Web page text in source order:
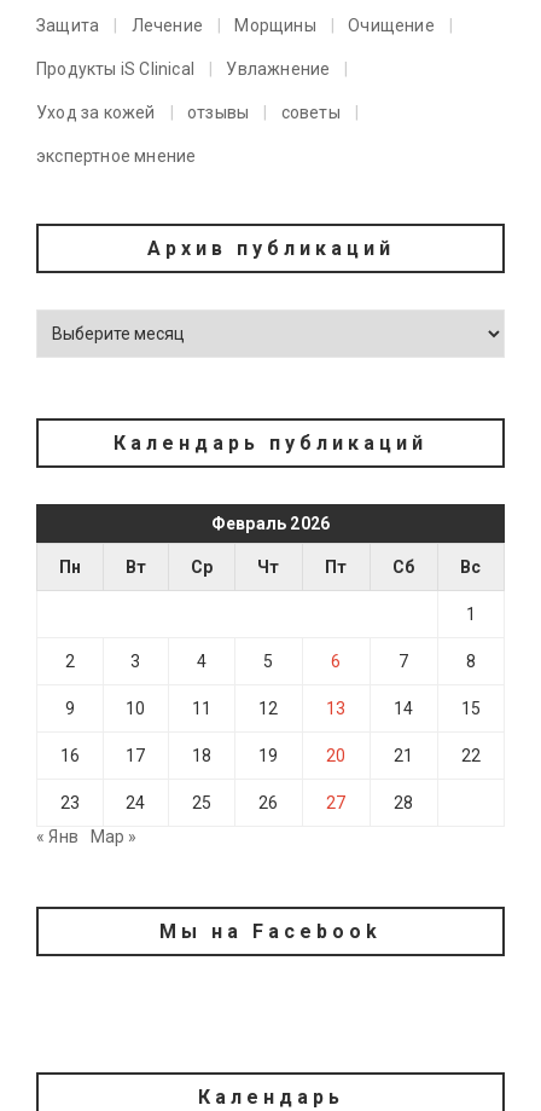
Защита Лечение Морщины Очищение
Продукты iS Clinical Увлажнение
Уход за кожей отзывы советы
экспертное мнение
Архив публикаций
Календарь публикаций
Февраль 2026
Пн Вт Ср Чт Пт Сб Вс
1
2 3 4 5 6 7 8
9 10 11 12 13 14 15
16 17 18 19 20 21 22
23 24 25 26 27
28
« Янв
Мар »
Мы на Facebook
Календарь